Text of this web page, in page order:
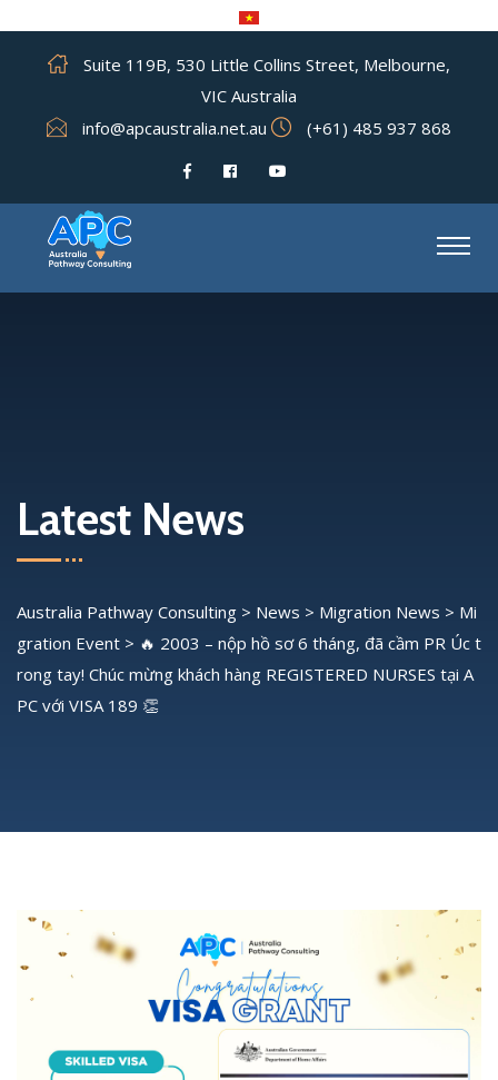
Suite 119B, 530 Little Collins Street, Melbourne,
VIC Australia
info@apcaustralia.net.au
(+61) 485 937 868
Latest News
Australia Pathway Consulting > News > Migration News > Mi
gration Event > 🔥 2003 – nộp hồ sơ 6 tháng, đã cầm PR Úc t
rong tay! Chúc mừng khách hàng REGISTERED NURSES tại A
PC với VISA 189 👏